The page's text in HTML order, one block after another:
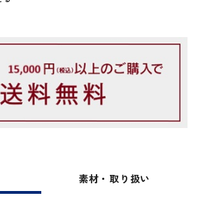
素材・取り扱い